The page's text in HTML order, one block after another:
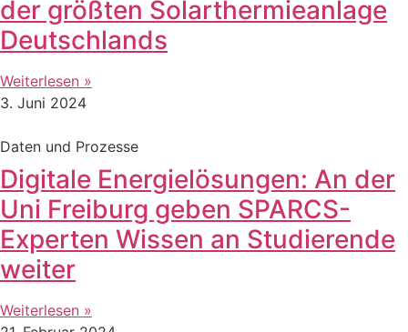
der größten Solarthermieanlage
Deutschlands
Weiterlesen »
3. Juni 2024
Daten und Prozesse
Digitale Energielösungen: An der
Uni Freiburg geben SPARCS-
Experten Wissen an Studierende
weiter
Weiterlesen »